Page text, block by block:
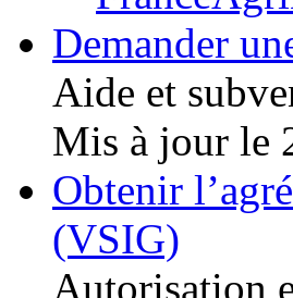
Demander
Aide et
Mis à jour le
Obtenir
(VSIG)
Autorisation